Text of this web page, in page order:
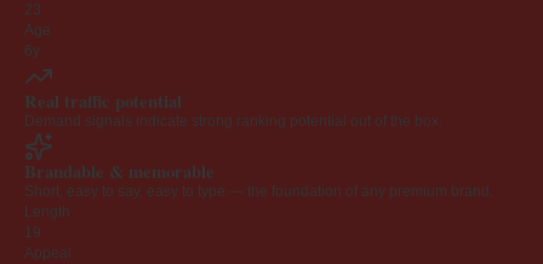
23
Age
6y
Real traffic potential
Demand signals indicate strong ranking potential out of the box.
Brandable & memorable
Short, easy to say, easy to type — the foundation of any premium brand.
Length
19
Appeal